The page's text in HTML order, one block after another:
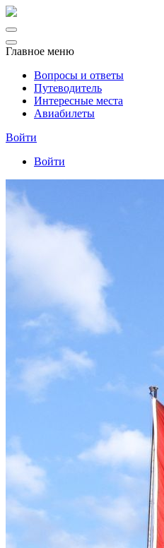
Главное меню
Вопросы и ответы
Путеводитель
Интересные места
Авиабилеты
Войти
Войти